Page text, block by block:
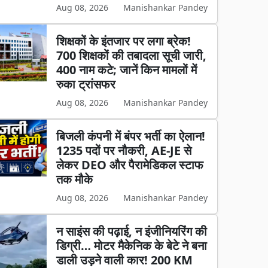
Aug 08, 2026 Manishankar Pandey
शिक्षकों के इंतजार पर लगा ब्रेक!
700 शिक्षकों की तबादला सूची जारी,
400 नाम कटे; जानें किन मामलों में
रुका ट्रांसफर
Aug 08, 2026 Manishankar Pandey
बिजली कंपनी में बंपर भर्ती का ऐलान!
1235 पदों पर नौकरी, AE-JE से
लेकर DEO और पैरामेडिकल स्टाफ
तक मौके
Aug 08, 2026 Manishankar Pandey
न साइंस की पढ़ाई, न इंजीनियरिंग की
डिग्री… मोटर मैकेनिक के बेटे ने बना
डाली उड़ने वाली कार! 200 KM